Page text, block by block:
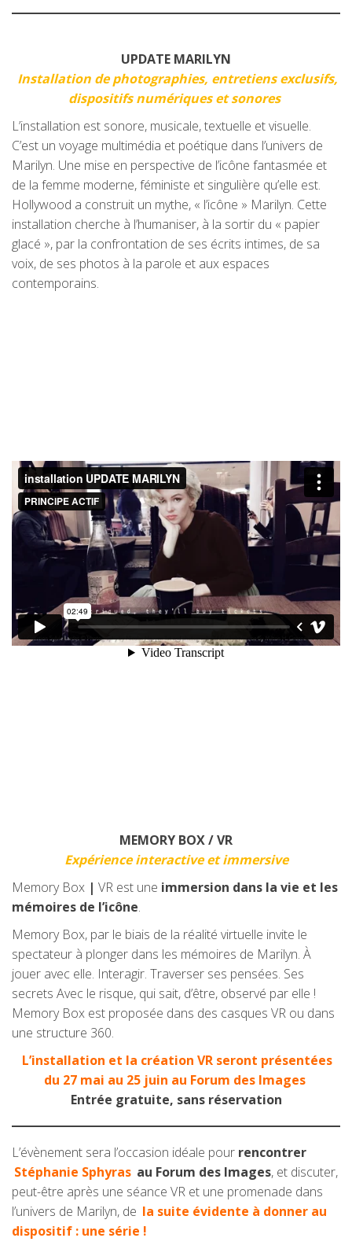
UPDATE MARILYN
Installation de photographies, entretiens exclusifs,
dispositifs numériques et sonores
L’installation est sonore, musicale, textuelle et visuelle.
C’est un voyage multimédia et poétique dans l’univers de
Marilyn. Une mise en perspective de l’icône fantasmée et
de la femme moderne, féministe et singulière qu’elle est.
Hollywood a construit un mythe, « l’icône » Marilyn. Cette
installation cherche à l’humaniser, à la sortir du « papier
glacé », par la confrontation de ses écrits intimes, de sa
voix, de ses photos à la parole et aux espaces
contemporains.
MEMORY BOX / VR
Expérience interactive et immersive
Memory Box | VR est une immersion dans la vie et les
mémoires de l’icône.
Memory Box, par le biais de la réalité virtuelle invite le
spectateur à plonger dans les mémoires de Marilyn. À
jouer avec elle. Interagir. Traverser ses pensées. Ses
secrets Avec le risque, qui sait, d’être, observé par elle !
Memory Box est proposée dans des casques VR ou dans
une structure 360.
L’installation et la création VR seront présentées
du 27 mai au 25 juin au Forum des Images
Entrée gratuite, sans réservation
L’évènement sera l’occasion idéale pour rencontrer
Stéphanie Sphyras au Forum des Images, et discuter,
peut-être après une séance VR et une promenade dans
l’univers de Marilyn, de la suite évidente à donner au
dispositif : une série !